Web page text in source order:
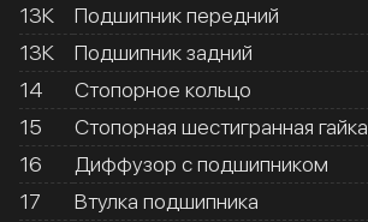
13К
Подшипник передний
13К
Подшипник задний
14
Стопорное кольцо
15
Стопорная шестигранная гайка
16
Диффузор с подшипником
17
Втулка подшипника